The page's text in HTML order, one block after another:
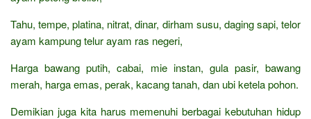
Tahu, tempe, platina, nitrat, dinar, dirham susu, daging sapi, telor
ayam kampung telur ayam ras negeri,
Harga bawang putih, cabai, mie instan, gula pasir, bawang
merah, harga emas, perak, kacang tanah, dan ubi ketela pohon.
Demikian juga kita harus memenuhi berbagai kebutuhan hidup